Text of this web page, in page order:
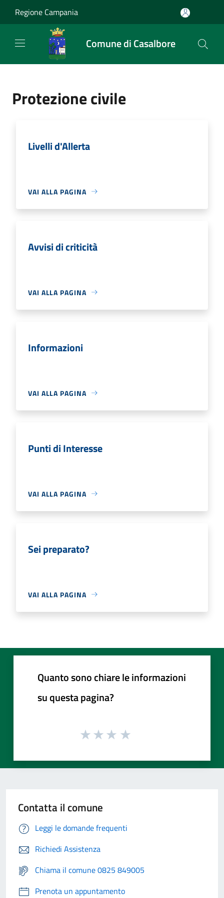
Regione Campania
Comune di Casalbore
Protezione civile
Livelli d'Allerta
VAI ALLA PAGINA
Avvisi di criticità
VAI ALLA PAGINA
Informazioni
VAI ALLA PAGINA
Punti di Interesse
VAI ALLA PAGINA
Sei preparato?
VAI ALLA PAGINA
Quanto sono chiare le informazioni
su questa pagina?
Contatta il comune
Leggi le domande frequenti
Richiedi Assistenza
Chiama il comune 0825 849005
Prenota un appuntamento